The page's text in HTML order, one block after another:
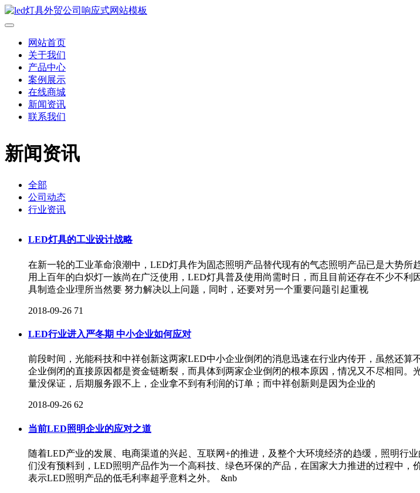
网站首页
关于我们
产品中心
案例展示
在线商城
新闻资讯
联系我们
新闻资讯
全部
公司动态
行业资讯
LED灯具的工业设计战略
在新一轮的工业革命浪潮中，LED灯具作为固态照明产品替代现有的气态照明产品已是大势
用上百年的白炽灯一族尚在广泛使用，LED灯具普及使用尚需时日，而且目前还存在不少不
具制造企业理所当然要 努力解决以上问题，同时，还要对另一个重要问题引起重视
2018-09-26 71
LED行业进入严冬期 中小企业如何应对
前段时间，光能科技和中祥创新这两家LED中小企业倒闭的消息迅速在行业内传开，虽然还
企业倒闭的直接原因都是资金链断裂，而具体到两家企业倒闭的根本原因，情况又不尽相同
量没保证，后期服务跟不上，企业拿不到有利润的订单；而中祥创新则是因为企业的
2018-09-26 62
当前LED照明企业的应对之道
随着LED产业的发展、电商渠道的兴起、互联网+的推进，及整个大环境经济的趋缓，照明行
们没有预料到，LED照明产品作为一个高科技、绿色环保的产品，在国家大力推进的过程中
表示LED照明产品的低毛利率超乎意料之外。 &nb